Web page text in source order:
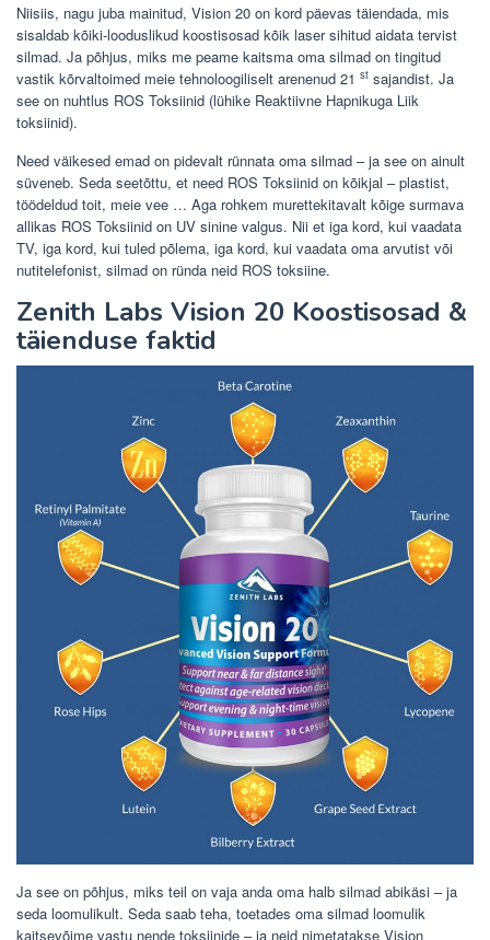
Niisiis, nagu juba mainitud, Vision 20 on kord päevas täiendada, mis
sisaldab kõiki-looduslikud koostisosad kõik laser sihitud aidata tervist
silmad. Ja põhjus, miks me peame kaitsma oma silmad on tingitud
vastik kõrvaltoimed meie tehnoloogiliselt arenenud 21 st sajandist. Ja
see on nuhtlus ROS Toksiinid (lühike Reaktiivne Hapnikuga Liik
toksiinid).
Need väikesed emad on pidevalt rünnata oma silmad – ja see on ainult
süveneb. Seda seetõttu, et need ROS Toksiinid on kõikjal – plastist,
töödeldud toit, meie vee … Aga rohkem murettekitavalt kõige surmava
allikas ROS Toksiinid on UV sinine valgus. Nii et iga kord, kui vaadata
TV, iga kord, kui tuled põlema, iga kord, kui vaadata oma arvutist või
nutitelefonist, silmad on ründa neid ROS toksiine.
Zenith Labs Vision 20 Koostisosad &
täienduse faktid
Ja see on põhjus, miks teil on vaja anda oma halb silmad abikäsi – ja
seda loomulikult. Seda saab teha, toetades oma silmad loomulik
kaitsevõime vastu nende toksiinide – ja neid nimetatakse Vision